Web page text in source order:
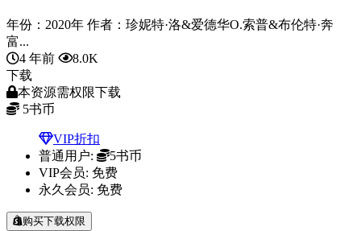
年份：2020年 作者：珍妮特·洛&爱德华O.索普&布伦特·奔
富...
4 年前
8.0K
下载
本资源需权限下载
5书币
VIP折扣
普通用户:
5书币
VIP会员: 免费
永久会员: 免费
购买下载权限